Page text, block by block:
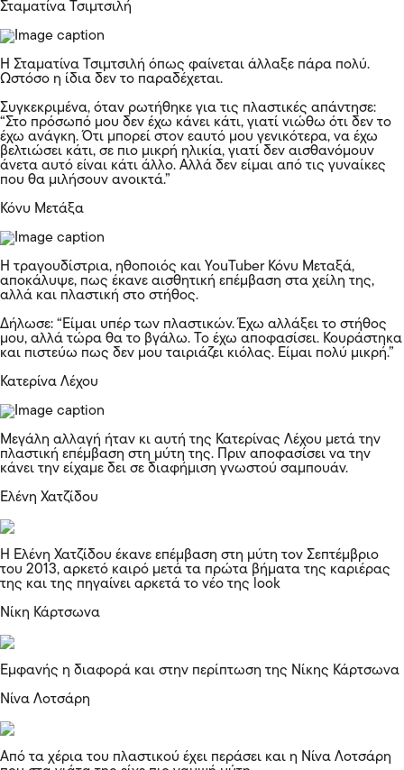
Σταματίνα Τσιμτσιλή
Η Σταματίνα Τσιμτσιλή όπως φαίνεται άλλαξε πάρα πολύ.
Ωστόσο η ίδια δεν το παραδέχεται.
Συγκεκριμένα, όταν ρωτήθηκε για τις πλαστικές απάντησε:
“Στο πρόσωπό μου δεν έχω κάνει κάτι, γιατί νιώθω ότι δεν το
έχω ανάγκη. Ότι μπορεί στον εαυτό μου γενικότερα, να έχω
βελτιώσει κάτι, σε πιο μικρή ηλικία, γιατί δεν αισθανόμουν
άνετα αυτό είναι κάτι άλλο. Αλλά δεν είμαι από τις γυναίκες
που θα μιλήσουν ανοικτά.”
Κόνυ Μετάξα
Η τραγουδίστρια, ηθοποιός και YouTuber Κόνυ Μεταξά,
αποκάλυψε, πως έκανε αισθητική επέμβαση στα χείλη της,
αλλά και πλαστική στο στήθος.
Δήλωσε: “Είμαι υπέρ των πλαστικών. Έχω αλλάξει το στήθος
μου, αλλά τώρα θα το βγάλω. Το έχω αποφασίσει. Κουράστηκα
και πιστεύω πως δεν μου ταιριάζει κιόλας. Είμαι πολύ μικρή.”
Κατερίνα Λέχου
Μεγάλη αλλαγή ήταν κι αυτή της Κατερίνας Λέχου μετά την
πλαστική επέμβαση στη μύτη της. Πριν αποφασίσει να την
κάνει την είχαμε δει σε διαφήμιση γνωστού σαμπουάν.
Ελένη Χατζίδου
Η Ελένη Χατζίδου έκανε επέμβαση στη μύτη τον Σεπτέμβριο
του 2013, αρκετό καιρό μετά τα πρώτα βήματα της καριέρας
της και της πηγαίνει αρκετά το νέο της look
Νίκη Κάρτσωνα
Εμφανής η διαφορά και στην περίπτωση της Νίκης Κάρτσωνα
Νίνα Λοτσάρη
Από τα χέρια του πλαστικού έχει περάσει και η Νίνα Λοτσάρη